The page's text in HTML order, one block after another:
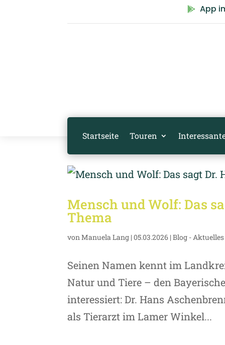
 App
Startseite Touren
Mensch und Wolf: Das
Thema
vonManuela Lang |05.03.2026 |Blog - Aktuelles
Seinen Namen kennt im
Natur und Tiere – den
interessiert: Dr. Hans
als Tierarzt im Lamer Winkel...